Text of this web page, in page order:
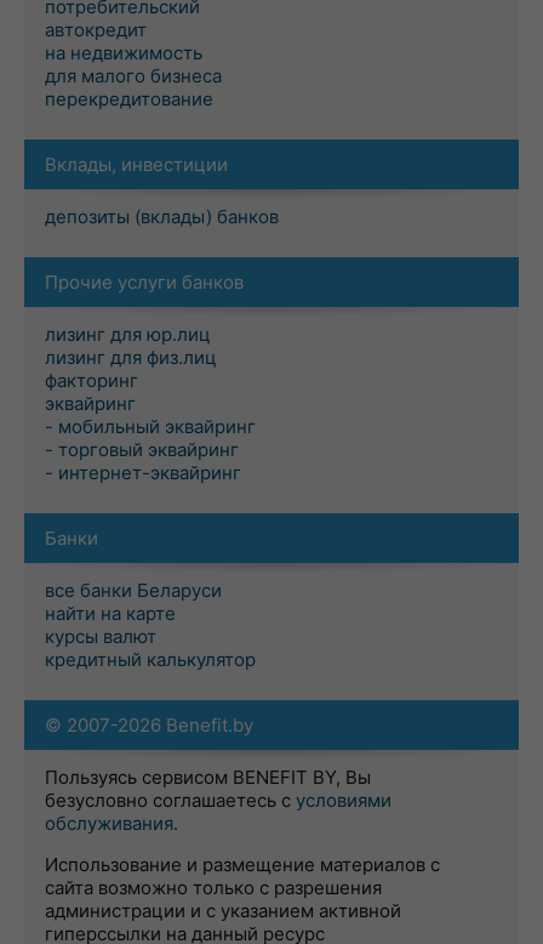
потребительский
автокредит
на недвижимость
для малого бизнеса
перекредитование
Вклады, инвестиции
депозиты (вклады) банков
Прочие услуги банков
лизинг для юр.лиц
лизинг для физ.лиц
факторинг
эквайринг
- мобильный эквайринг
- торговый эквайринг
- интернет-эквайринг
Банки
все банки Беларуси
найти на карте
курсы валют
кредитный калькулятор
© 2007-2026 Benefit.by
Пользуясь сервисом BENEFIT BY, Вы
безусловно соглашаетесь с условиями
обслуживания.
Использование и размещение материалов с
сайта возможно только с разрешения
администрации и с указанием активной
гиперссылки на данный ресурс